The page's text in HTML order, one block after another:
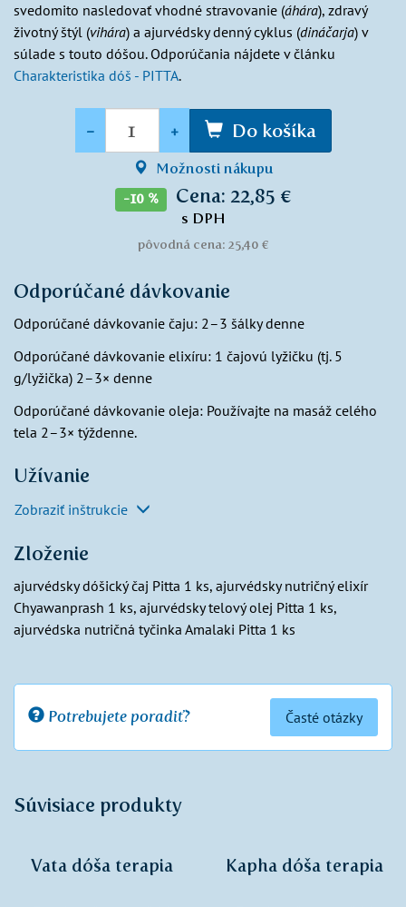
svedomito nasledovať vhodné stravovanie (áhára), zdravý
životný štýl (vihára) a ajurvédsky denný cyklus (dináčarja) v
súlade s touto dóšou. Odporúčania nájdete v článku
Charakteristika dóš - PITTA.
- + Do košíka
Možnosti nákupu
-10 % Cena: 22,85 €
s DPH
pôvodná cena: 25,40 €
Odporúčané dávkovanie
Odporúčané dávkovanie čaju: 2–3 šálky denne
Odporúčané dávkovanie elixíru: 1 čajovú lyžičku (tj. 5
g/lyžička) 2–3× denne
Odporúčané dávkovanie oleja: Používajte na masáž celého
tela 2–3× týždenne.
Užívanie
Zobraziť inštrukcie
Zloženie
ajurvédsky dóšický čaj Pitta 1 ks, ajurvédsky nutričný elixír
Chyawanprash 1 ks, ajurvédsky telový olej Pitta 1 ks,
ajurvédska nutričná tyčinka Amalaki Pitta 1 ks
Potrebujete poradiť? Časté otázky
Súvisiace produkty
Vata dóša terapia Kapha dóša terapia